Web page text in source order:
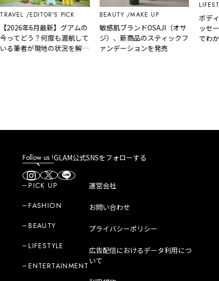
EDITOR'S PICK
2026年6月最新】グアムの
ってどう？何度も渡航して
る筆者が現地の状況を解
BEAUTY MAKE UP
敏感肌ブランドOSAJI（オサ
ジ）、新商品のスティックフ
ァンデーションを発売
ボデ
ッセ
でわ
Follow us !GLAM公式SNSをフォローする
PICK UP
FASHION
BEAUTY
LIFESTYLE
ENTERTAINMENT
運営会社
お問い合わせ
プライバシーポリシー
広告配信におけるデータ利用につ
いて